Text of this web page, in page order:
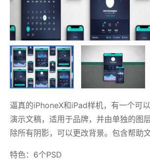
逼真的iPhoneX和iPad样机，有一个可
演示文稿，适用于品牌，并由单独的图
除所有阴影，可以更改背景。包含帮助文
特色：6个PSD